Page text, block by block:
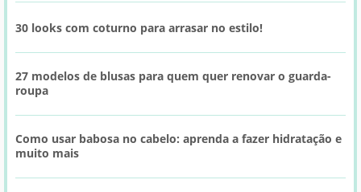
30 looks com coturno para arrasar no estilo!
27 modelos de blusas para quem quer renovar o guarda-
roupa
Como usar babosa no cabelo: aprenda a fazer hidratação e
muito mais